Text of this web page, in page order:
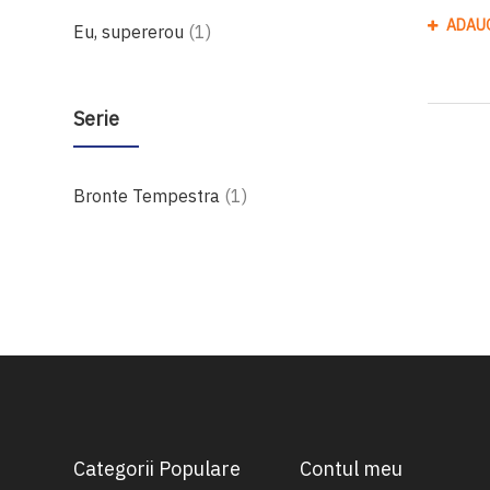
Eu, supererou 1produs
Serie
Bronte Tempestra 1produs
Categorii Populare Contul meu